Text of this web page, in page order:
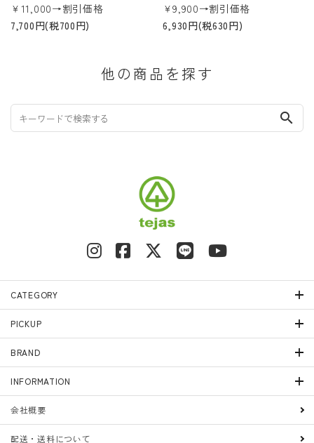
￥11,000→割引価格
7,700円(税700円)
￥9,900→割引価格
6,930円(税630円)
他の商品を探す
search
CATEGORY
PICKUP
BRAND
INFORMATION
会社概要
配送・送料について